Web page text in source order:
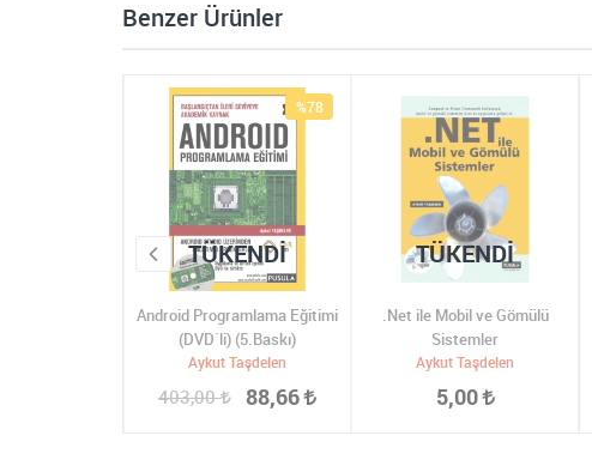
Benzer Ürünler
Android Programlama Eğitimi
(DVD´li) (5.Baskı)
Aykut Taşdelen
403,00 88,66
%78
TÜKENDI
.Net ile Mobil ve Gömülü
Sistemler
Aykut Taşdelen
5,00
TÜKENDI